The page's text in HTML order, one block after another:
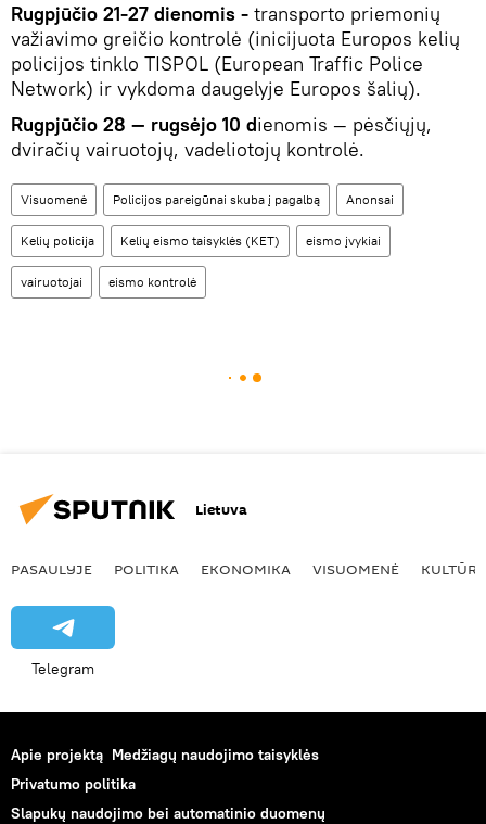
Rugpjūčio 21-27 dienomis - transporto priemonių
važiavimo greičio kontrolė (inicijuota Europos kelių
policijos tinklo TISPOL (European Traffic Police
Network) ir vykdoma daugelyje Europos šalių).
Rugpjūčio 28 — rugsėjo 10 dienomis — pėsčiųjų,
dviračių vairuotojų, vadeliotojų kontrolė.
Visuomenė Policijos pareigūnai skuba į pagalbą Anonsai
Kelių policija Kelių eismo taisyklės (KET) eismo įvykiai
vairuotojai eismo kontrolė
Lietuva
PASAULYJE POLITIKA EKONOMIKA VISUOMENĖ KULTŪRA
Telegram
Apie projektą Medžiagų naudojimo taisyklės
Privatumo politika
Slapukų naudojimo bei automatinio duomenų